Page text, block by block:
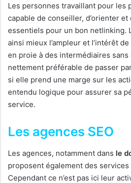
Les personnes travaillant pour les
capable de conseiller, d’orienter
essentiels pour un bon netlinking.
ainsi mieux l’ampleur et l’intérêt
en proie à des intermédiaires
nettement préférable de passer
si elle prend une marge sur les
entendu logique pour assurer sa
service.
Les agences SEO
Les agences, notamment dans le
proposent également des
Cependant ce n’est pas ici leur